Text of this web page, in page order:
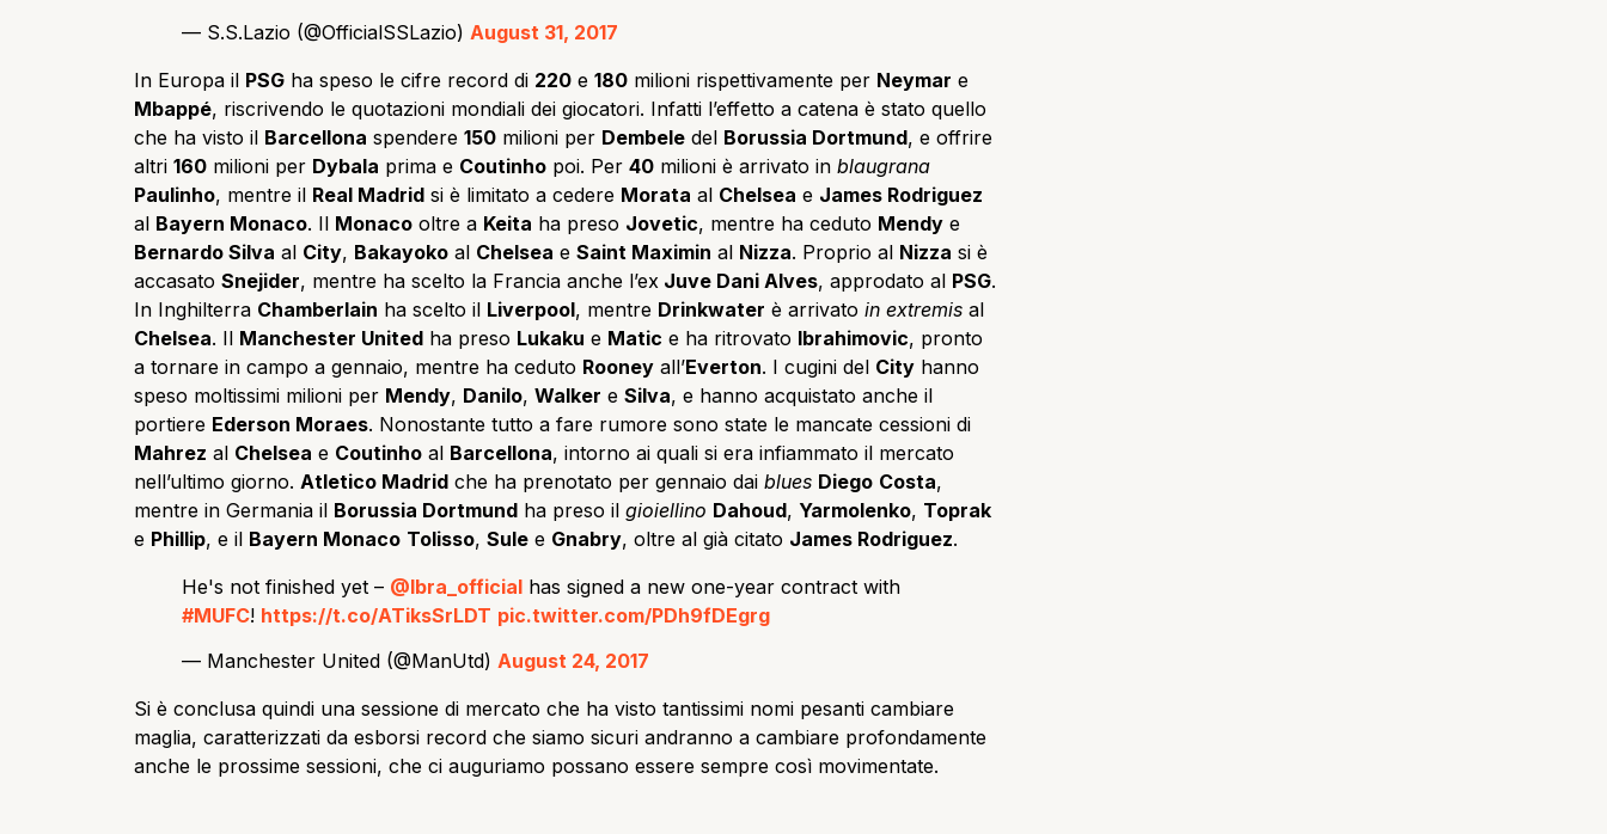
— S.S.Lazio (@OfficialSSLazio) August 31, 2017
In Europa il PSG ha speso le cifre record di 220 e 180 milioni rispettivamente per Neymar e
Mbappé, riscrivendo le quotazioni mondiali dei giocatori. Infatti l’effetto a catena è stato quello
che ha visto il Barcellona spendere 150 milioni per Dembele del Borussia Dortmund, e offrire
altri 160 milioni per Dybala prima e Coutinho poi. Per 40 milioni è arrivato in blaugrana
Paulinho, mentre il Real Madrid si è limitato a cedere Morata al Chelsea e James Rodriguez
al Bayern Monaco. Il Monaco oltre a Keita ha preso Jovetic, mentre ha ceduto Mendy e
Bernardo Silva al City, Bakayoko al Chelsea e Saint Maximin al Nizza. Proprio al Nizza si è
accasato Snejider, mentre ha scelto la Francia anche l’ex Juve Dani Alves, approdato al PSG.
In Inghilterra Chamberlain ha scelto il Liverpool, mentre Drinkwater è arrivato in extremis al
Chelsea. Il Manchester United ha preso Lukaku e Matic e ha ritrovato Ibrahimovic, pronto
a tornare in campo a gennaio, mentre ha ceduto Rooney all’Everton. I cugini del City hanno
speso moltissimi milioni per Mendy, Danilo, Walker e Silva, e hanno acquistato anche il
portiere Ederson Moraes. Nonostante tutto a fare rumore sono state le mancate cessioni di
Mahrez al Chelsea e Coutinho al Barcellona, intorno ai quali si era infiammato il mercato
nell’ultimo giorno. Atletico Madrid che ha prenotato per gennaio dai blues Diego Costa,
mentre in Germania il Borussia Dortmund ha preso il gioiellino Dahoud, Yarmolenko, Toprak
e Phillip, e il Bayern Monaco Tolisso, Sule e Gnabry, oltre al già citato James Rodriguez.
He's not finished yet – @Ibra_official has signed a new one-year contract with
#MUFC! https://t.co/ATiksSrLDT pic.twitter.com/PDh9fDEgrg
— Manchester United (@ManUtd) August 24, 2017
Si è conclusa quindi una sessione di mercato che ha visto tantissimi nomi pesanti cambiare
maglia, caratterizzati da esborsi record che siamo sicuri andranno a cambiare profondamente
anche le prossime sessioni, che ci auguriamo possano essere sempre così movimentate.